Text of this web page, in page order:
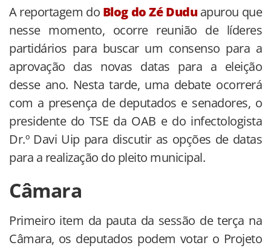
A reportagem do Blog do Zé Dudu apurou que
nesse momento, ocorre reunião de líderes
partidários para buscar um consenso para a
aprovação das novas datas para a eleição
desse ano. Nesta tarde, uma debate ocorrerá
com a presença de deputados e senadores, o
presidente do TSE da OAB e do infectologista
Dr.º Davi Uip para discutir as opções de datas
para a realização do pleito municipal.
Câmara
Primeiro item da pauta da sessão de terça na
Câmara, os deputados podem votar o Projeto